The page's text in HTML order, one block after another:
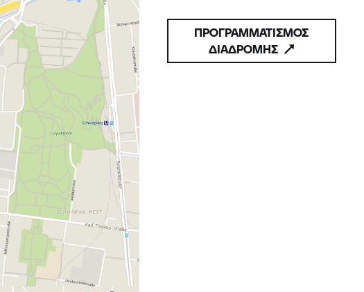
ΠΡΟΓΡΑΜΜΑΤΙΣΜΟΣ
ΔΙΑΔΡΟΜΗΣ